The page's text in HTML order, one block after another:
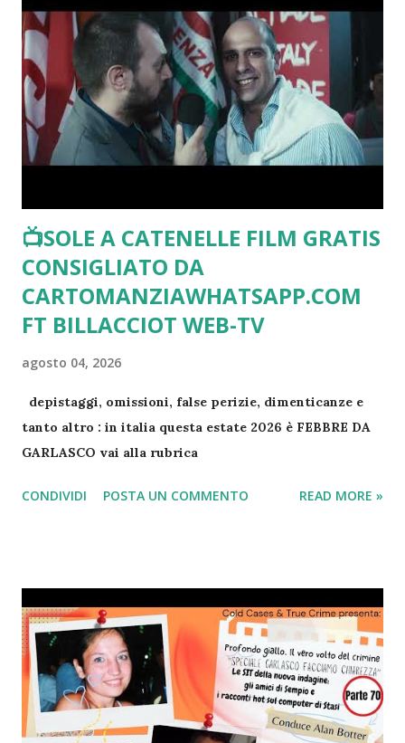
RISERVATO " Per te che leggi questo post ❤ " Una
domanda alle carte gratis " Tutti i giorni I " migliori
cartomanti sul web " Ti offrono i loro servizi " lettura
dei tarocchi gratis " 🔞 e buon consulto
📺SOLE A CATENELLE FILM GRATIS
CONSIGLIATO DA
CARTOMANZIAWHATSAPP.COM
FT BILLACCIOT WEB-TV
agosto 04, 2026
depistaggi, omissioni, false perizie, dimenticanze e
tanto altro : in italia questa estate 2026 è FEBBRE DA
GARLASCO vai alla rubrica
CONDIVIDI POSTA UN COMMENTO READ MORE »